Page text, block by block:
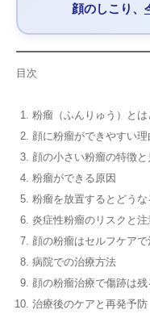
顔のしこり、
目次
粉瘤（ふんりゅう）と
顔に粉瘤ができやすい理
顔の小さい粉瘤の特徴
粉瘤ができる原因
粉瘤を放置するとどうな
炎症性粉瘤のリスクと注
顔の粉瘤はセルフケア
病院での治療方法
顔の粉瘤治療で傷跡は残
治療後のケアと再発予防